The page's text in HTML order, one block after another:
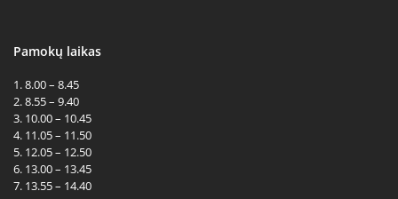
Pamokų laikas
1. 8.00 – 8.45
2. 8.55 – 9.40
3. 10.00 – 10.45
4. 11.05 – 11.50
5. 12.05 – 12.50
6. 13.00 – 13.45
7. 13.55 – 14.40